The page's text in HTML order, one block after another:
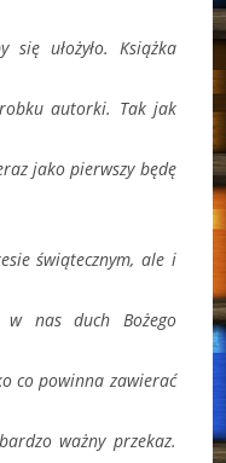
ułożyło. Książka
autorki. Tak jak
jako pierwszy będę
świątecznym, ale i
nas duch Bożego
co powinna zawierać
ważny przekaz.